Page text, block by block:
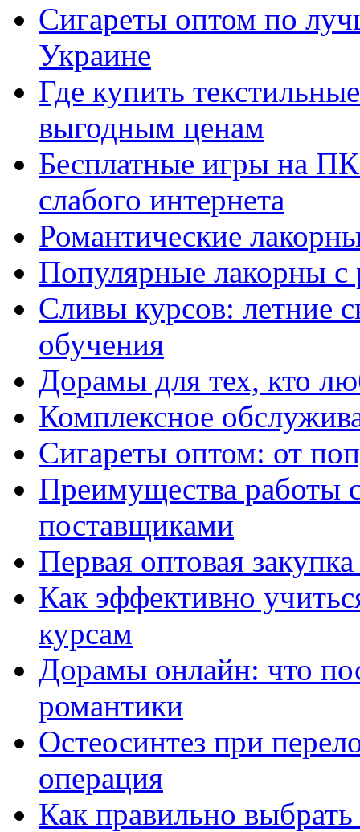
Сигареты оптом по
Украине
Где купить
выгодным ценам
Бесплатные игры на
слабого интернета
Романтические
Популярные лакорны с
Сливы курсов: летние
обучения
Дорамы для тех, кто
Комплексное
Сигареты оптом: от
Преимущества работы
поставщиками
Первая оптовая
Как эффективно
курсам
Дорамы онлайн: что
романтики
Остеосинтез при
операция
Как правильно